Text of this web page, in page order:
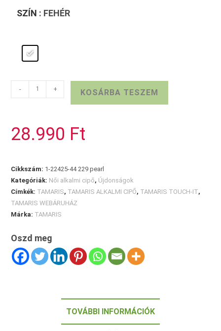
SZÍN : FEHÉR
Keresztpántos
TAMARIS
mennyiség
- + KOSÁRBA TESZEM
28.990 Ft
Cikkszám: 1-22425-44 229 pearl
Kategóriák: Női alkalmi cipő, Újdonságok
Címkék: TAMARIS, TAMARIS ALKALMI CIPŐ, TAMARIS TOUCH-IT,
TAMARIS WEBÁRUHÁZ
Márka: TAMARIS
Oszd meg
TOVÁBBI INFORMÁCIÓK